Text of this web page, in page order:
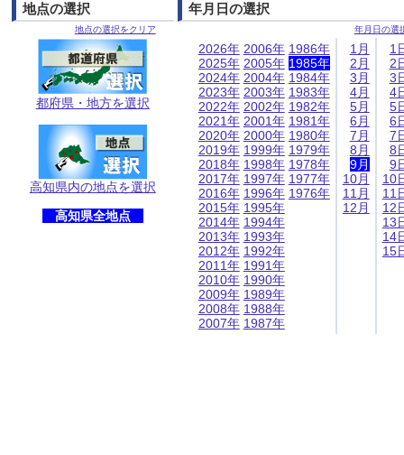
地点の選択
地点の選択をクリア
都府県・地方を選択
高知県内の地点を選択
高知県全地点
年月日の選択
年月日の選
2026年
2025年
2024年
2023年
2022年
2021年
2020年
2019年
2018年
2017年
2016年
2015年
2014年
2013年
2012年
2011年
2010年
2009年
2008年
2007年
2006年
2005年
2004年
2003年
2002年
2001年
2000年
1999年
1998年
1997年
1996年
1995年
1994年
1993年
1992年
1991年
1990年
1989年
1988年
1987年
1986年
1985年
1984年
1983年
1982年
1981年
1980年
1979年
1978年
1977年
1976年
1月
2月
3月
4月
5月
6月
7月
8月
9月
10月
11月
12月
1
2
3
4
5
6
7
8
9
10
11
12
13
14
15